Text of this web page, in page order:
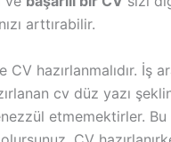
arttırabilir.
CV hazırlanmalıdır.
cv düz yazı
etmemektirler.